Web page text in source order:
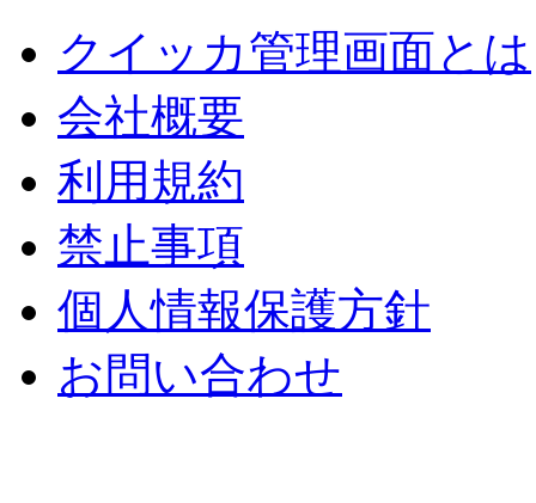
クイッカ管理画面とは
会社概要
利用規約
禁止事項
個人情報保護方針
お問い合わせ